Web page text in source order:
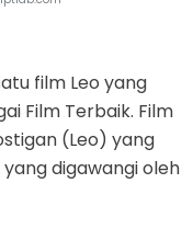
film Leo yang
Film Terbaik. Film
(Leo) yang
digawangi oleh